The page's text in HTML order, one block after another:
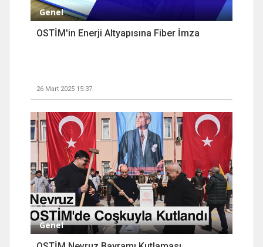
Genel
OSTİM'in Enerji Altyapısına Fiber İmza
26 Mart 2025 15:37
Genel